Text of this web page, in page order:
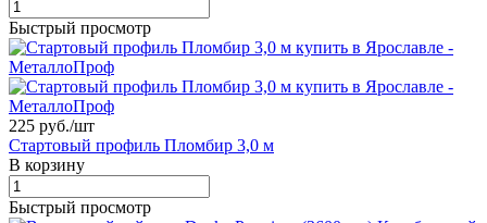
Быстрый просмотр
225 руб./шт
Стартовый профиль Пломбир 3,0 м
В корзину
Быстрый просмотр